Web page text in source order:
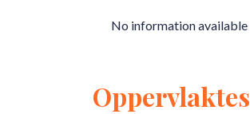
No information available
Oppervlaktes